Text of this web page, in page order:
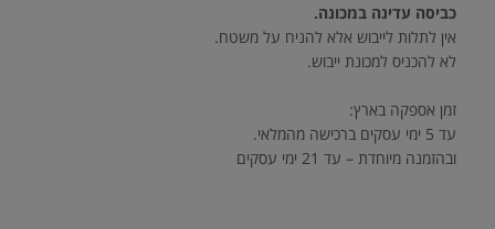
כביסה עדינה במכונה.
אין לתלות לייבוש אלא להניח על משטח.
לא להכניס למכונת ייבוש.
זמן אספקה בארץ:
עד 5 ימי עסקים ברכישה מהמלאי.
ובהזמנה מיוחדת – עד 21 ימי עסקים